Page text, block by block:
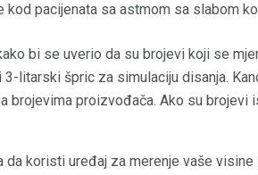
kod pacijenata sa astmom sa slabom
bi se uverio da su brojevi koji se
litarski špric za simulaciju disanja.
brojevima proizvođača. Ako su brojevi
da koristi uređaj za merenje vaše